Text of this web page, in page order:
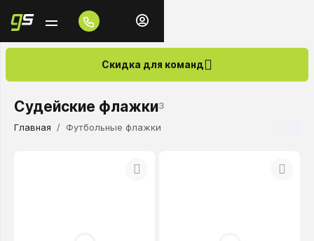
Скидка для команд
Судейские флажки3
Главная Футбольные флажки